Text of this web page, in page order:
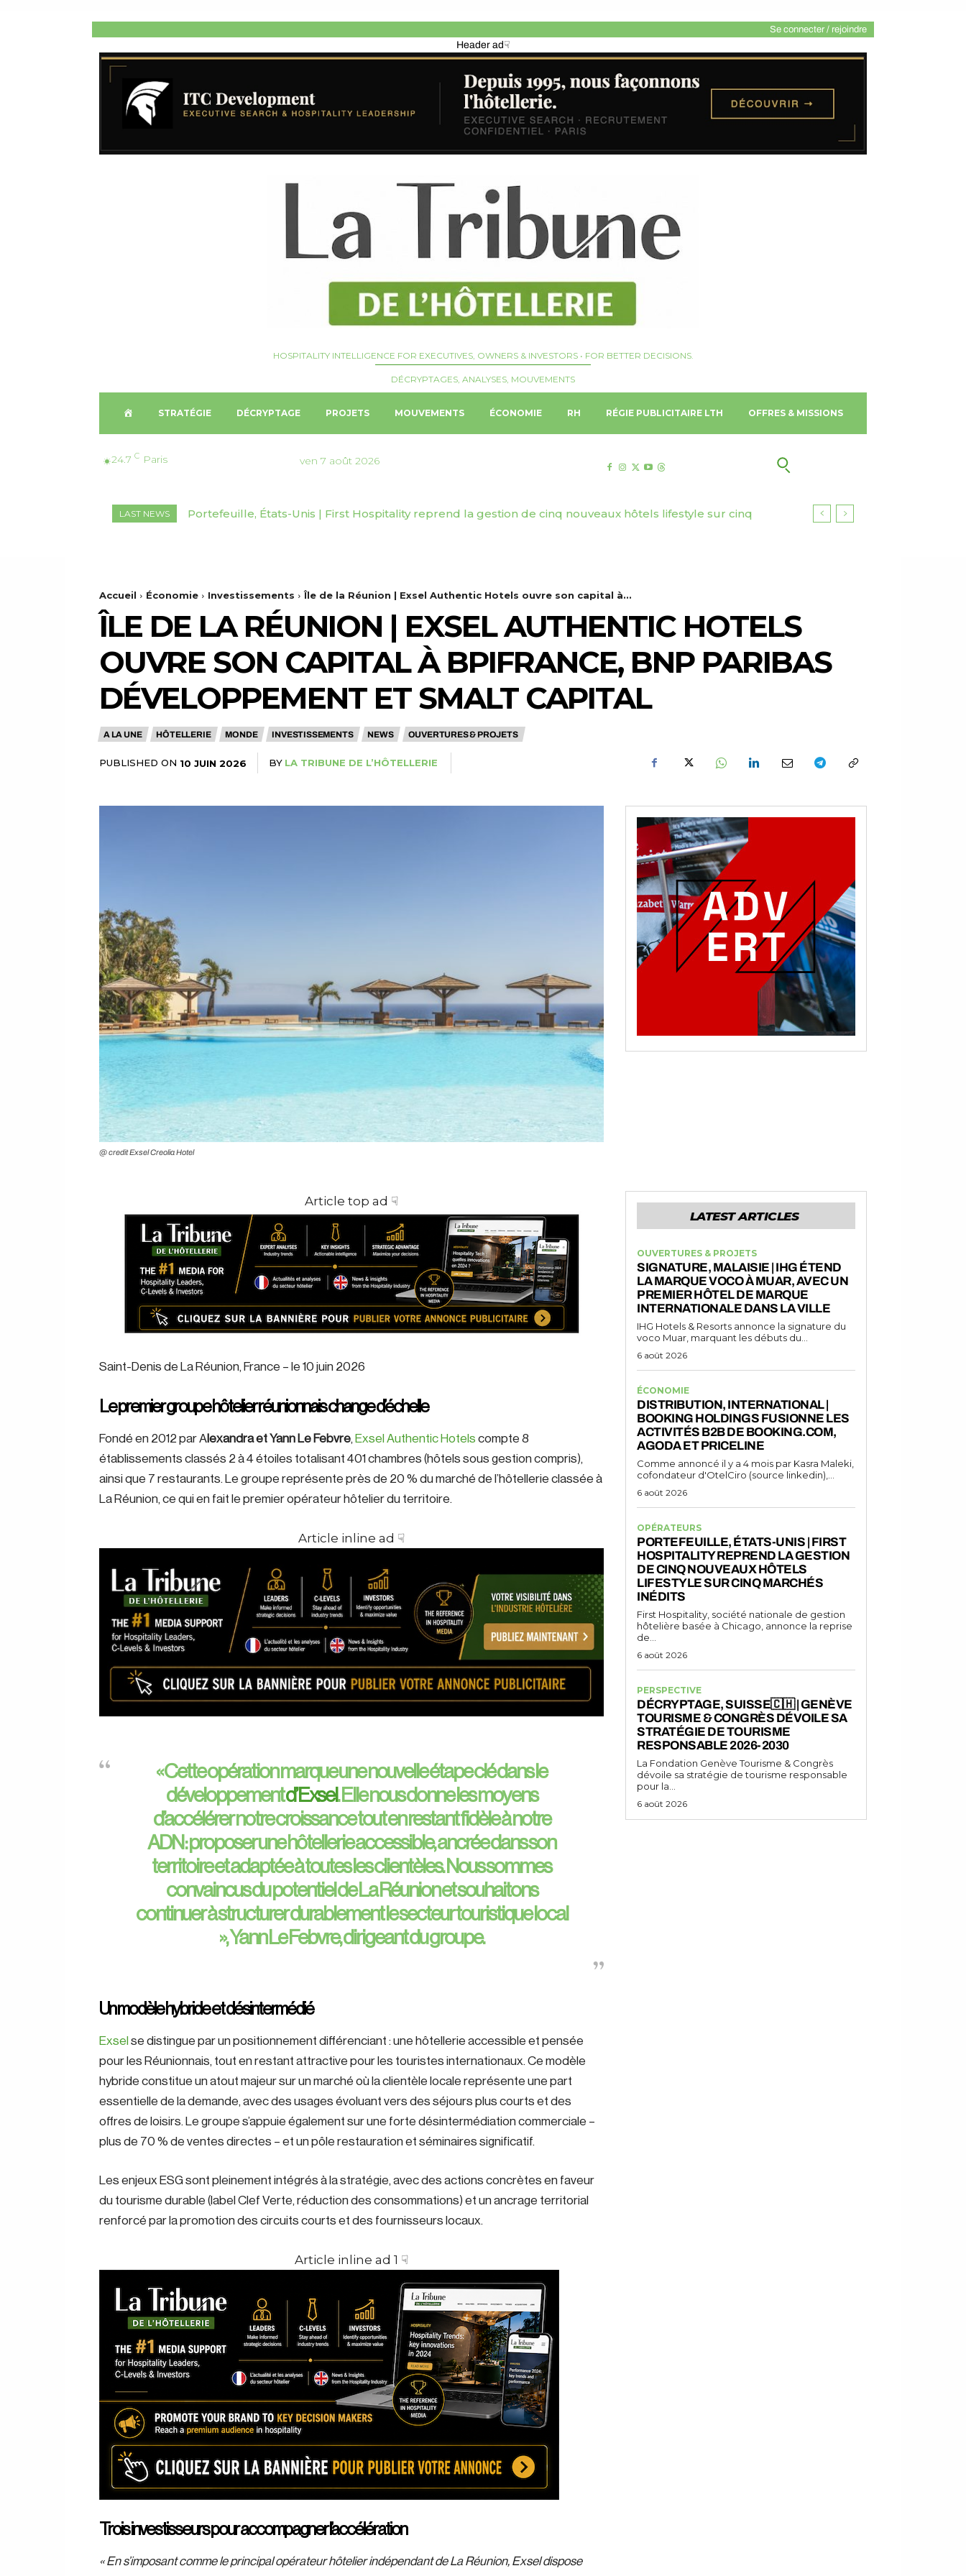
Se connecter / rejoindre
Header ad☟
HOSPITALITY INTELLIGENCE FOR EXECUTIVES, OWNERS & INVESTORS • FOR BETTER DECISIONS.
DÉCRYPTAGES, ANALYSES, MOUVEMENTS
U
L
STRATÉGIE DÉCRYPTAGE PROJETS MOUVEMENTS ÉCONOMIE RH RÉGIE PUBLICITAIRE LTH OFFRES & MISSIONS
24.7 C Paris ven 7 août 2026
LAST NEWS
Portefeuille, États-Unis | First Hospitality reprend la gestion de cinq nouveaux hôtels lifestyle sur cinq
Accueil Économie Investissements Île de la Réunion | Exsel Authentic Hotels ouvre son capital à...
ÎLE DE LA RÉUNION | EXSEL AUTHENTIC HOTELS
OUVRE SON CAPITAL À BPIFRANCE, BNP PARIBAS
DÉVELOPPEMENT ET SMALT CAPITAL
A LA UNE HÔTELLERIE MONDE INVESTISSEMENTS NEWS OUVERTURES & PROJETS
PUBLISHED ON 10 JUIN 2026 BY LA TRIBUNE DE L’HÔTELLERIE
@ credit Exsel Creolia Hotel
Article top ad ☟
Saint-Denis de La Réunion, France – le 10 juin 2026
Le premier groupe hôtelier réunionnais change d’échelle
Fondé en 2012 par Alexandra et Yann Le Febvre, Exsel Authentic Hotels compte 8
établissements classés 2 à 4 étoiles totalisant 401 chambres (hôtels sous gestion compris),
ainsi que 7 restaurants. Le groupe représente près de 20 % du marché de l’hôtellerie classée à
La Réunion, ce qui en fait le premier opérateur hôtelier du territoire.
Article inline ad ☟
« Cette opération marque une nouvelle étape clé dans le
développementd’Exsel. Elle nous donne les moyens
d’accélérer notre croissance tout en restant fidèle à notre
ADN : proposer une hôtellerie accessible, ancrée dans son
territoire et adaptée à toutes les clientèles. Nous sommes
convaincus du potentiel de La Réunion et souhaitons
continuer à structurer durablement le secteur touristique local
»,Yann Le Febvre, dirigeant du groupe.
Un modèle hybride et désintermédié
Exsel se distingue par un positionnement différenciant : une hôtellerie accessible et pensée
pour les Réunionnais, tout en restant attractive pour les touristes internationaux. Ce modèle
hybride constitue un atout majeur sur un marché où la clientèle locale représente une part
essentielle de la demande, avec des usages évoluant vers des séjours plus courts et des
offres de loisirs. Le groupe s’appuie également sur une forte désintermédiation commerciale –
plus de 70 % de ventes directes – et un pôle restauration et séminaires significatif.
Les enjeux ESG sont pleinement intégrés à la stratégie, avec des actions concrètes en faveur
du tourisme durable (label Clef Verte, réduction des consommations) et un ancrage territorial
renforcé par la promotion des circuits courts et des fournisseurs locaux.
Article inline ad 1 ☟
Trois investisseurs pour accompagner l’accélération
« En s’imposant comme le principal opérateur hôtelier indépendant de La Réunion, Exsel dispose
LATEST ARTICLES
OUVERTURES & PROJETS
SIGNATURE, MALAISIE | IHG ÉTEND
LA MARQUE VOCO À MUAR, AVEC UN
PREMIER HÔTEL DE MARQUE
INTERNATIONALE DANS LA VILLE
IHG Hotels & Resorts annonce la signature du
voco Muar, marquant les débuts du...
6 août 2026
ÉCONOMIE
DISTRIBUTION, INTERNATIONAL |
BOOKING HOLDINGS FUSIONNE LES
ACTIVITÉS B2B DE BOOKING.COM,
AGODA ET PRICELINE
Comme annoncé il y a 4 mois par Kasra Maleki,
cofondateur d'OtelCiro (source linkedin),...
6 août 2026
OPÉRATEURS
PORTEFEUILLE, ÉTATS-UNIS | FIRST
HOSPITALITY REPREND LA GESTION
DE CINQ NOUVEAUX HÔTELS
LIFESTYLE SUR CINQ MARCHÉS
INÉDITS
First Hospitality, société nationale de gestion
hôtelière basée à Chicago, annonce la reprise
de...
6 août 2026
PERSPECTIVE
DÉCRYPTAGE, SUISSE🇨🇭 | GENÈVE
TOURISME & CONGRÈS DÉVOILE SA
STRATÉGIE DE TOURISME
RESPONSABLE 2026-2030
La Fondation Genève Tourisme & Congrès
dévoile sa stratégie de tourisme responsable
pour la...
6 août 2026